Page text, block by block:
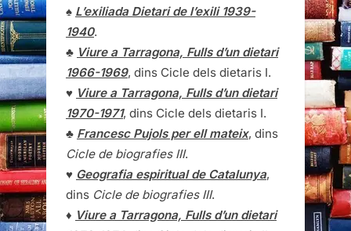
♠ L’exiliada Dietari de l’exili 1939-
1940.
♣ Viure a Tarragona, Fulls d’un dietari
1966-1969, dins Cicle dels dietaris I.
♥ Viure a Tarragona, Fulls d’un dietari
1970-1971, dins Cicle dels dietaris I.
♣ Francesc Pujols per ell mateix, dins
Cicle de biografies III.
♥ Geografia espiritual de Catalunya,
dins Cicle de biografies III.
♦ Viure a Tarragona, Fulls d’un dietari